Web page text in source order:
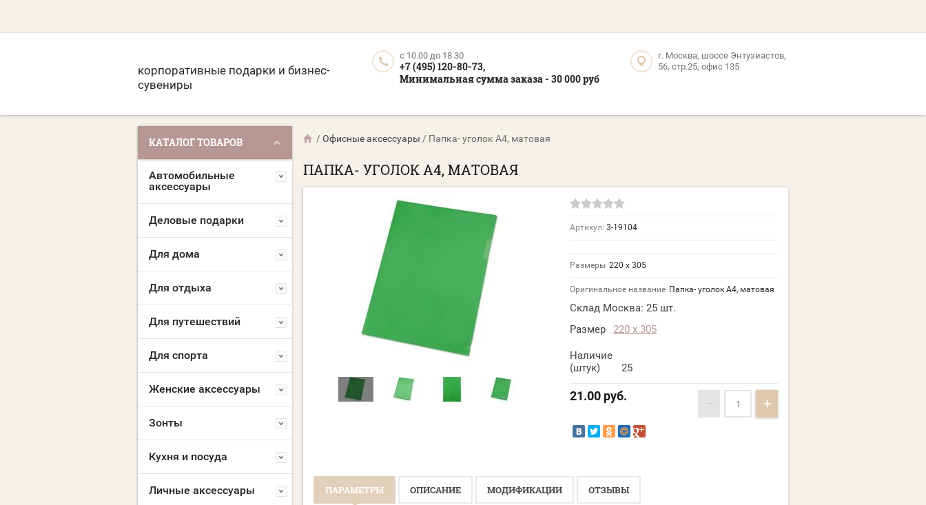
корпоративные подарки и бизнес-
сувениры
c 10.00 до 18.30
+7 (495) 120-80-73,
Минимальная сумма заказа - 30 000 руб
г. Москва, шоссе Энтузиастов,
56, стр.25, офис 135
КАТАЛОГ ТОВАРОВ
Автомобильные
аксессуары
Деловые подарки
Для дома
Для отдыха
Для путешествий
Для спорта
Женские аксессуары
Зонты
Кухня и посуда
Личные аксессуары
/Офисные аксессуары / Папка- уголок А4, матовая
ПАПКА- УГОЛОК А4, МАТОВАЯ
Артикул: 3-19104
Размеры 220 х 305
Оригинальное название Папка- уголок А4, матовая
Склад Москва: 25 шт.
Размер
220 х 305
Наличие
(штук)
25
21.00 руб. − +
ПАРАМЕТРЫ ОПИСАНИЕ МОДИФИКАЦИИ ОТЗЫВЫ